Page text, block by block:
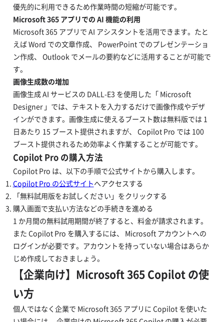
優先的に利用できるため作業時間の短縮が可能です。
Microsoft 365 アプリでの AI 機能の利用
Microsoft 365 アプリで AI アシスタントを活用できます。たと
えば Word での文章作成、 PowerPoint でのプレゼンテーショ
ン作成、 Outlook でメールの要約などに活用することが可能で
す。
画像生成数の増加
画像生成 AI サービスの DALL-E3 を使用した「 Microsoft
Designer 」では、テキストを入力するだけで画像作成やデザ
インができます。画像生成に使えるブースト数は無料版では 1
日あたり 15 ブースト提供されますが、 Copilot Pro では 100
ブースト提供されるため効率よく作業することが可能です。
Copilot Pro の購入方法
Copilot Pro は、以下の手順で公式サイトから購入します。
Copilot Pro の公式サイトへアクセスする
「無料試用版をお試しください」をクリックする
購入画面で支払い方法などの手続きを進める
1 か月間の無料試用期間が終了すると、料金が請求されます。
また Copilot Pro を購入するには、 Microsoft アカウントへの
ログインが必要です。アカウントを持っていない場合はあらか
じめ作成しておきましょう。
【企業向け】Microsoft 365 Copilot の使
い方
個人ではなく企業で Microsoft 365 アプリに Copilot を使いた